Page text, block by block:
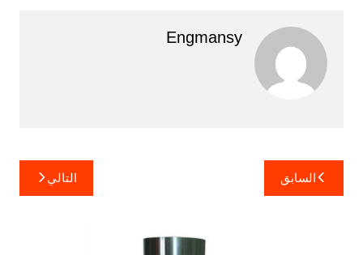
Engmansy
تصفّح
المقالات
السابق التالي